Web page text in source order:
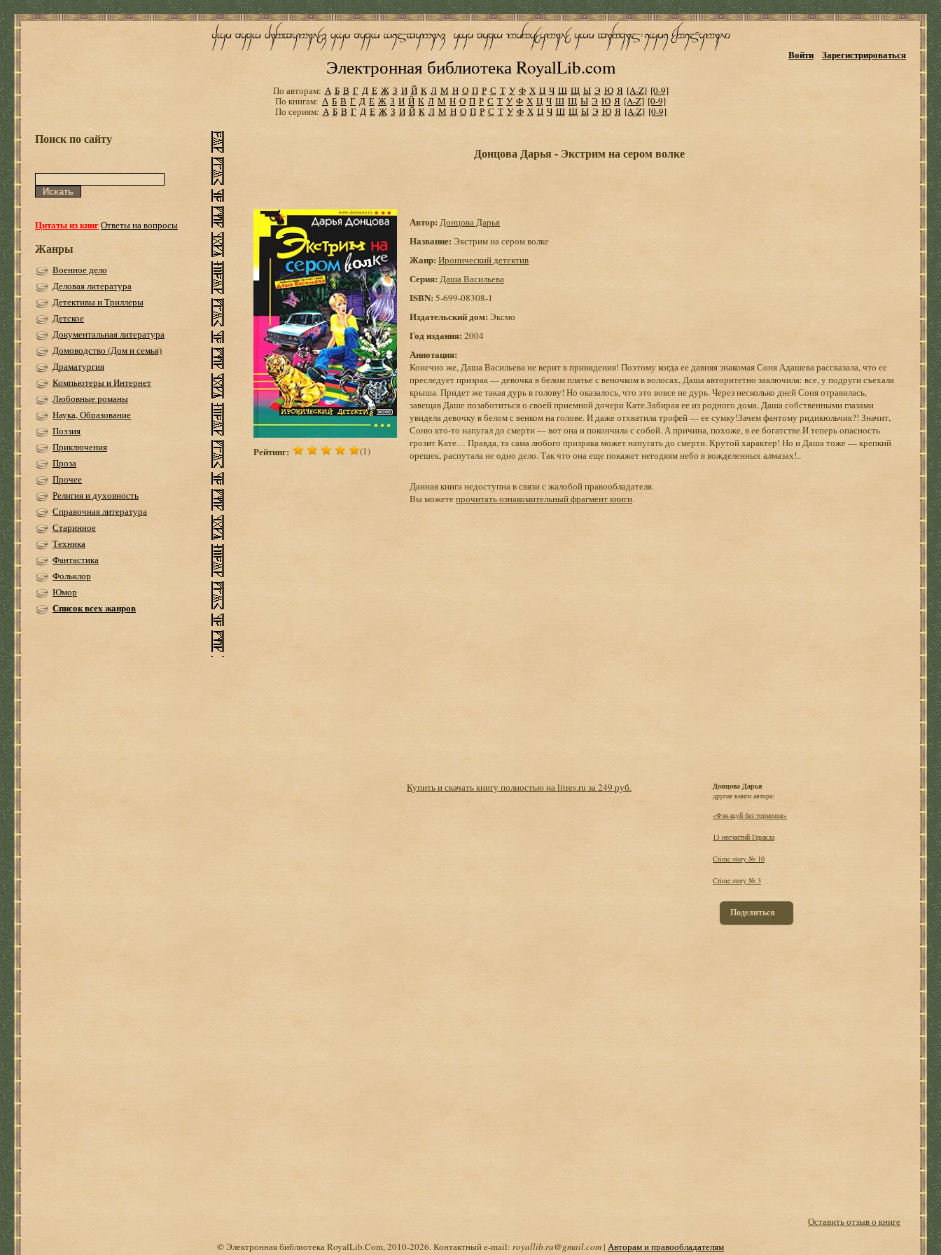
Электронная библиотека RoyalLib.com
Войти Зарегистрироваться
По авторам: А Б В Г Д Е Ж З И Й К Л М Н О П Р С Т У Ф Х Ц Ч Ш Щ Ы Э Ю Я [A-Z] [0-9]
По книгам: А Б В Г Д Е Ж З И Й К Л М Н О П Р С Т У Ф Х Ц Ч Ш Щ Ы Э Ю Я [A-Z] [0-9]
По сериям: А Б В Г Д Е Ж З И Й К Л М Н О П Р С Т У Ф Х Ц Ч Ш Щ Ы Э Ю Я [A-Z] [0-9]
Поиск по сайту
Цитаты из книгОтветы на вопросы
Жанры
Военное дело
Деловая литература
Детективы и Триллеры
Детское
Документальная литература
Домоводство (Дом и семья)
Драматургия
Компьютеры и Интернет
Любовные романы
Наука, Образование
Поэзия
Приключения
Проза
Прочее
Религия и духовность
Справочная литература
Старинное
Техника
Фантастика
Фольклор
Юмор
Список всех жанров
Донцова Дарья - Экстрим на сером волке
Рейтинг: (1)
Автор: Донцова Дарья
Название: Экстрим на сером волке
Жанр: Иронический детектив
Серия: Даша Васильева
ISBN:5-699-08308-1
Издательский дом: Эксмо
Год издания: 2004
Аннотация:
Конечно же, Даша Васильева не верит в привидения! Поэтому когда ее давняя знакомая Соня Адашева рассказала, что ее
преследует призрак — девочка в белом платье с веночком в волосах, Даша авторитетно заключила: все, у подруги съехала
крыша. Придет же такая дурь в голову! Но оказалось, что это вовсе не дурь. Через несколько дней Соня отравилась,
завещав Даше позаботиться о своей приемной дочери Кате.Забирая ее из родного дома, Даша собственными глазами
увидела девочку в белом с венком на голове. И даже отхватила трофей — ее сумку!Зачем фантому ридикюльчик?! Значит,
Соню кто-то напугал до смерти — вот она и покончила с собой. А причина, похоже, в ее богатстве.И теперь опасность
грозит Кате… Правда, та сама любого призрака может напугать до смерти. Крутой характер! Но и Даша тоже — крепкий
орешек, распутала не одно дело. Так что она еще покажет негодяям небо в вожделенных алмазах!..
Данная книга недоступна в связи с жалобой правообладателя.
Вы можетепрочитать ознакомительный фрагмент книги.
Купить и скачать книгу полностью на litres.ru за 249 руб.
Донцова Дарья
другие книги автора:
«Фэн-шуй без тормозов»
13 несчастий Геракла
Crime story № 10
Crime story № 3
Поделиться
Оставить отзыв о книге
© Электронная библиотека RoyalLib.Com, 2010-2026. Контактный e-mail: royallib.ru@gmail.com| Авторам и правообладателям